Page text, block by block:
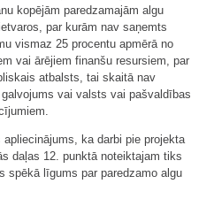
kopējām paredzamajām algu
par kurām nav saņemts
vismaz 25 procentu apmērā no
vai ārējiem finanšu resursiem, par
atbalsts, tai skaitā nav
vai valsts vai pašvaldības
ka darbi pie projekta
daļas 12. punktā noteiktajam tiks
spēkā līgums par paredzamo algu